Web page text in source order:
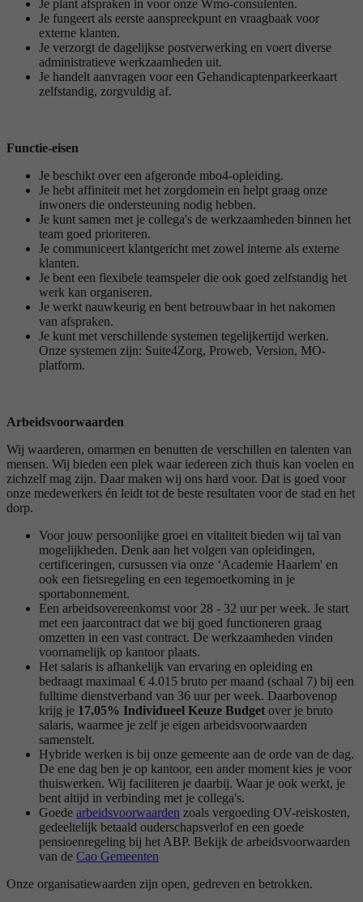
Je plant afspraken in voor onze Wmo-consulenten.
Je fungeert als eerste aanspreekpunt en vraagbaak voor
externe klanten.
Je verzorgt de dagelijkse postverwerking en voert diverse
administratieve werkzaamheden uit.
Je handelt aanvragen voor een Gehandicaptenparkeerkaart
zelfstandig, zorgvuldig af.
Functie-eisen
Je beschikt over een afgeronde mbo4-opleiding.
Je hebt affiniteit met het zorgdomein en helpt graag onze
inwoners die ondersteuning nodig hebben.
Je kunt samen met je collega's de werkzaamheden binnen het
team goed prioriteren.
Je communiceert klantgericht met zowel interne als externe
klanten.
Je bent een flexibele teamspeler die ook goed zelfstandig het
werk kan organiseren.
Je werkt nauwkeurig en bent betrouwbaar in het nakomen
van afspraken.
Je kunt met verschillende systemen tegelijkertijd werken.
Onze systemen zijn: Suite4Zorg, Proweb, Version, MO-
platform.
Arbeidsvoorwaarden
Wij waarderen, omarmen en benutten de verschillen en talenten van
mensen. Wij bieden een plek waar iedereen zich thuis kan voelen en
zichzelf mag zijn. Daar maken wij ons hard voor. Dat is goed voor
onze medewerkers én leidt tot de beste resultaten voor de stad en het
dorp.
Voor jouw persoonlijke groei en vitaliteit bieden wij tal van
mogelijkheden. Denk aan het volgen van opleidingen,
certificeringen, cursussen via onze ‘Academie Haarlem' en
ook een fietsregeling en een tegemoetkoming in je
sportabonnement.
Een arbeidsovereenkomst voor 28 - 32 uur per week. Je start
met een jaarcontract dat we bij goed functioneren graag
omzetten in een vast contract. De werkzaamheden vinden
voornamelijk op kantoor plaats.
Het salaris is afhankelijk van ervaring en opleiding en
bedraagt maximaal € 4.015 bruto per maand (schaal 7) bij een
fulltime dienstverband van 36 uur per week. Daarbovenop
krijg je 17,05% Individueel Keuze Budget over je bruto
salaris, waarmee je zelf je eigen arbeidsvoorwaarden
samenstelt.
Hybride werken is bij onze gemeente aan de orde van de dag.
De ene dag ben je op kantoor, een ander moment kies je voor
thuiswerken. Wij faciliteren je daarbij. Waar je ook werkt, je
bent altijd in verbinding met je collega's.
Goede arbeidsvoorwaarden zoals vergoeding OV-reiskosten,
gedeeltelijk betaald ouderschapsverlof en een goede
pensioenregeling bij het ABP. Bekijk de arbeidsvoorwaarden
van de Cao Gemeenten
Onze organisatiewaarden zijn open, gedreven en betrokken.